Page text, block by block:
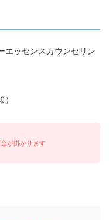
エッセンスカウンセリン
が掛かります